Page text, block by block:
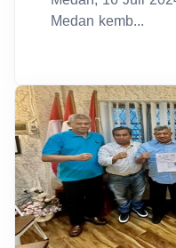
Medan kemb...